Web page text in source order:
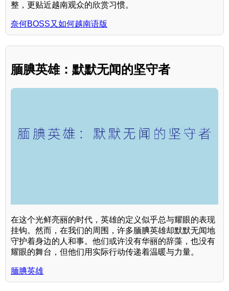
整，更贴近越南观众的欣赏习惯。
奈何BOSS又如何越南语版
腼腆英雄：默默无闻的坚守者
在这个光鲜亮丽的时代，英雄的定义似乎总与耀眼的表现
挂钩。然而，在我们的周围，许多腼腆英雄却默默无闻地
守护着身边的人和事。他们或许没有华丽的辞藻，也没有
耀眼的舞台，但他们用实际行动传递着温暖与力量。
腼腆英雄